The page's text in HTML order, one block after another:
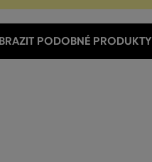
PODOBNÉ PRODUKTY